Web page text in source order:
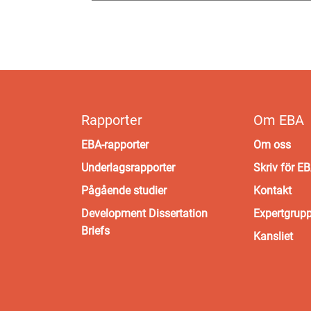
Rapporter
EBA-rapporter
Underlagsrapporter
Pågående studier
Development Dissertation
Briefs
Om EBA
Om oss
Skriv för
Kontakt
Kansliet